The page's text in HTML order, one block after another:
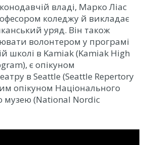
владі, Марко Ліас
коледжу й викладає
уряд. Він також
волонтером у програмі
школі в Kamiak (Kamiak High
є опікуном
в Seattle (Seattle Repertory
опікуном Національного
музею (National Nordic